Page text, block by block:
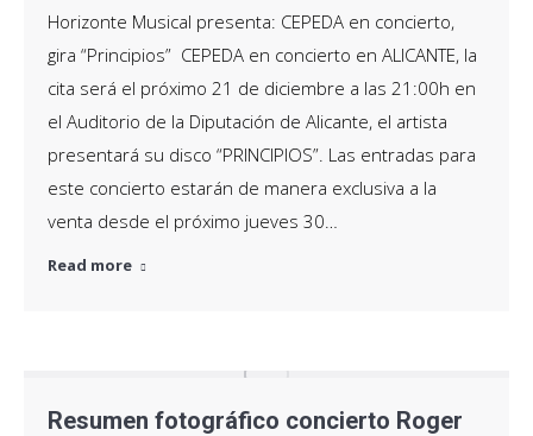
Horizonte Musical presenta: CEPEDA en concierto,
gira “Principios” CEPEDA en concierto en ALICANTE, la
cita será el próximo 21 de diciembre a las 21:00h en
el Auditorio de la Diputación de Alicante, el artista
presentará su disco “PRINCIPIOS”. Las entradas para
este concierto estarán de manera exclusiva a la
venta desde el próximo jueves 30…
Read more
Resumen fotográfico concierto Roger